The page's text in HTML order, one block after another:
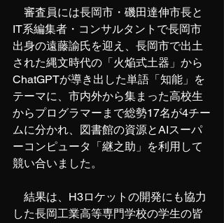
審査員には長岡市・磯田達伸市長と
IT系編集者・コンサルタントで長岡市
出身の遠藤諭氏を迎え、長岡市で出土
された縄文時代の「火焔式土器」から
ChatGPTが導き出した単語「知能」を
テーマに、市内外から集まった高校生
からプログラマーまで総勢17名が4チー
ムに分かれ、図書館の資源とAIスーパ
ーコンピュータ「継之助」を利用して
競い合いました。
結果は、H3ロケットの開発にも協力
した長岡工業高等専門学校の学生の皆